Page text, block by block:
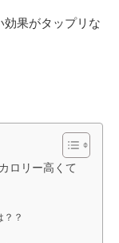
効果がタップリな
ロリー高くて
？